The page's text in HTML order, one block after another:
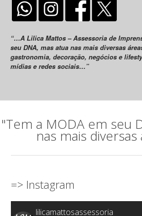
“…A Lilica Mattos – Assessoria de
seu DNA, mas atua nas mais diversas
gastronomia, decoração, negócios e
mídias e redes sociais…”
"Tem a MODA em seu
nas mais diversas
=> Instagram
lilicamattosassessoria